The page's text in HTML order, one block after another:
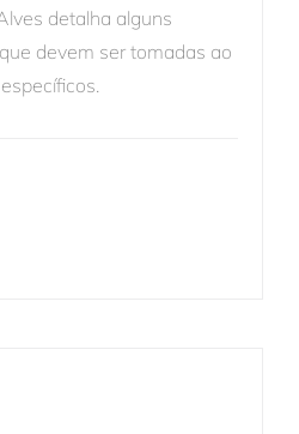
detalha alguns
devem ser tomadas ao